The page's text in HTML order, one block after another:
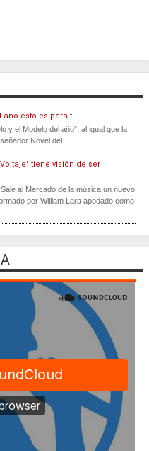
año esto es para tí
y el Modelo del año”, al igual que la
Novel del...
tiene visión de ser
al Mercado de la música un nuevo
por William Lara apodado como